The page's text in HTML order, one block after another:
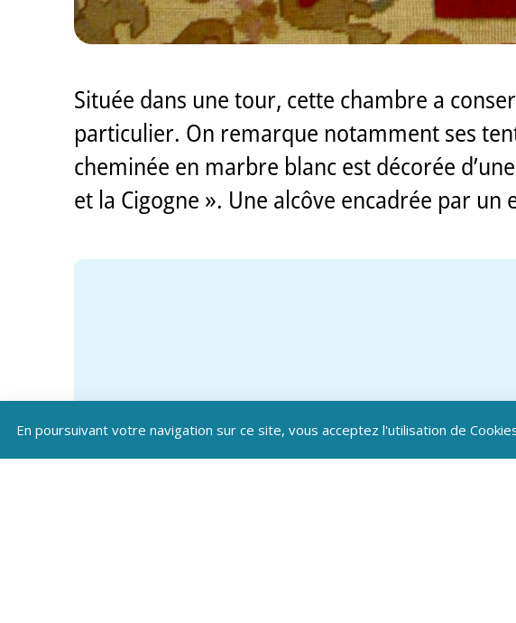
Située dans une tour, cette chambre a
particulier. On remarque notamment ses
cheminée en marbre blanc est décorée
et la Cigogne ». Une alcôve encadrée par
En poursuivant votre navigation sur ce site, vous acceptez l'utilisation de